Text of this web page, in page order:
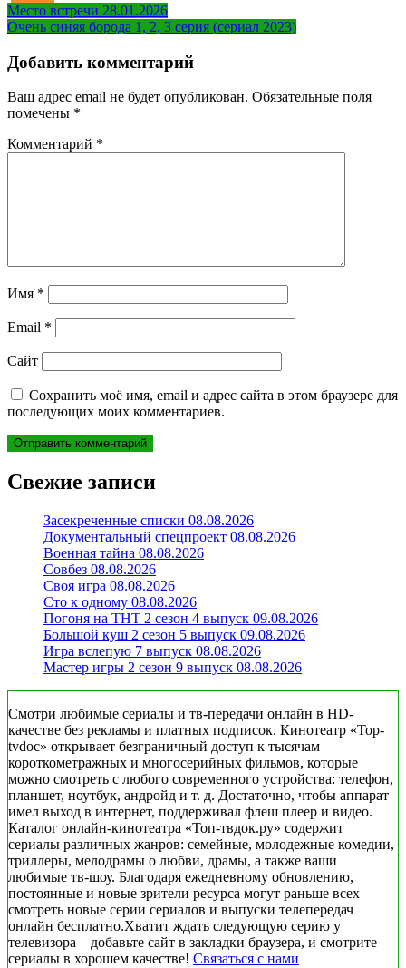
Навигация
по
записям
Место встречи 28.01.2026
Очень синяя борода 1, 2, 3 серия (сериал 2023)
Добавить комментарий
Ваш адрес email не будет опубликован. Обязательные поля
помечены *
Комментарий *
Имя *
Email *
Сайт
Сохранить моё имя, email и адрес сайта в этом браузере для
последующих моих комментариев.
Свежие записи
Засекреченные списки 08.08.2026
Документальный спецпроект 08.08.2026
Военная тайна 08.08.2026
Совбез 08.08.2026
Своя игра 08.08.2026
Сто к одному 08.08.2026
Погоня на ТНТ 2 сезон 4 выпуск 09.08.2026
Большой куш 2 сезон 5 выпуск 09.08.2026
Игра вслепую 7 выпуск 08.08.2026
Мастер игры 2 сезон 9 выпуск 08.08.2026
Смотри любимые сериалы и тв-передачи онлайн в HD-
качестве без рекламы и платных подписок. Кинотеатр «Top-
tvdoc» открывает безграничный доступ к тысячам
короткометражных и многосерийных фильмов, которые
можно смотреть с любого современного устройства: телефон,
планшет, ноутбук, андройд и т. д. Достаточно, чтобы аппарат
имел выход в интернет, поддерживал флеш плеер и видео.
Каталог онлайн-кинотеатра «Топ-твдок.ру» содержит
сериалы различных жанров: семейные, молодежные комедии,
триллеры, мелодрамы о любви, драмы, а также ваши
любимые тв-шоу. Благодаря ежедневному обновлению,
постоянные и новые зрители ресурса могут раньше всех
смотреть новые серии сериалов и выпуски телепередач
онлайн бесплатно.Хватит ждать следующую серию у
телевизора – добавьте сайт в закладки браузера, и смотрите
сериалы в хорошем качестве! Связаться с нами